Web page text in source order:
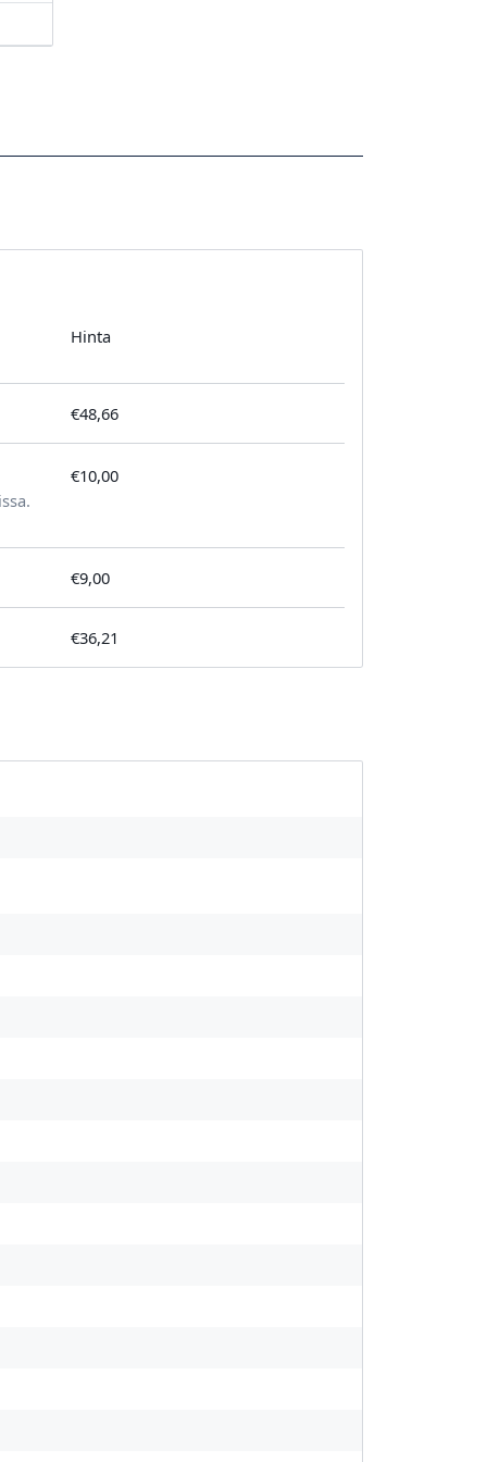
Hinta
€48,66
€10,00
€9,00
€36,21